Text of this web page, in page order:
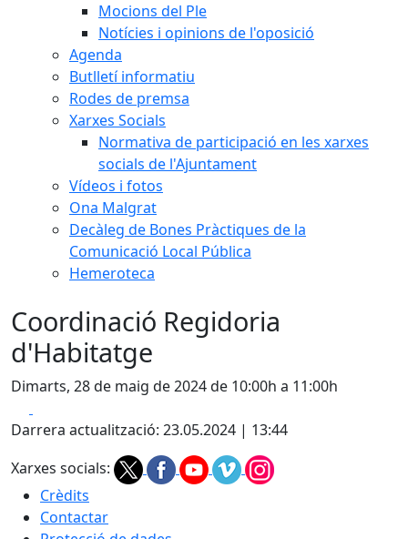
Mocions del Ple
Notícies i opinions de l'oposició
Agenda
Butlletí informatiu
Rodes de premsa
Xarxes Socials
Normativa de participació en les xarxes
socials de l'Ajuntament
Vídeos i fotos
Ona Malgrat
Decàleg de Bones Pràctiques de la
Comunicació Local Pública
Hemeroteca
Coordinació Regidoria
d'Habitatge
Dimarts, 28 de maig de 2024 de 10:00h a 11:00h
Darrera actualització: 23.05.2024 | 13:44
Xarxes socials:
Crèdits
Contactar